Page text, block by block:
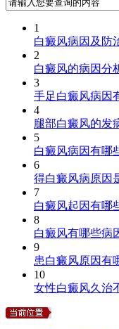
1
白癜风病因及防
2
白癜风的病因分
3
手足白癜风病因
4
腿部白癜风的发
5
白癜风病因有哪
6
得白癜风病原因
7
白癜风起因有哪
8
白癜风有哪些病
9
患白癜风原因有
10
女性白癜风久治